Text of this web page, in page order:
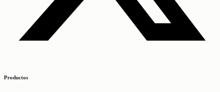
Productos